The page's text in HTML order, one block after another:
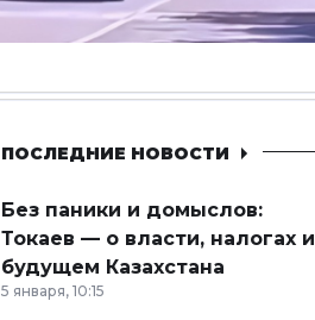
ПОСЛЕДНИЕ НОВОСТИ
Без паники и домыслов:
Токаев — о власти, налогах и
будущем Казахстана
5 января, 10:15